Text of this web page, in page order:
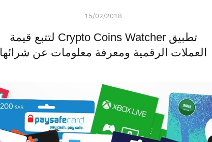
15/02/2018
تطبيق Crypto Coins Watcher لتتبع قيمة
العملات الرقمية ومعرفة معلومات عن شرائها